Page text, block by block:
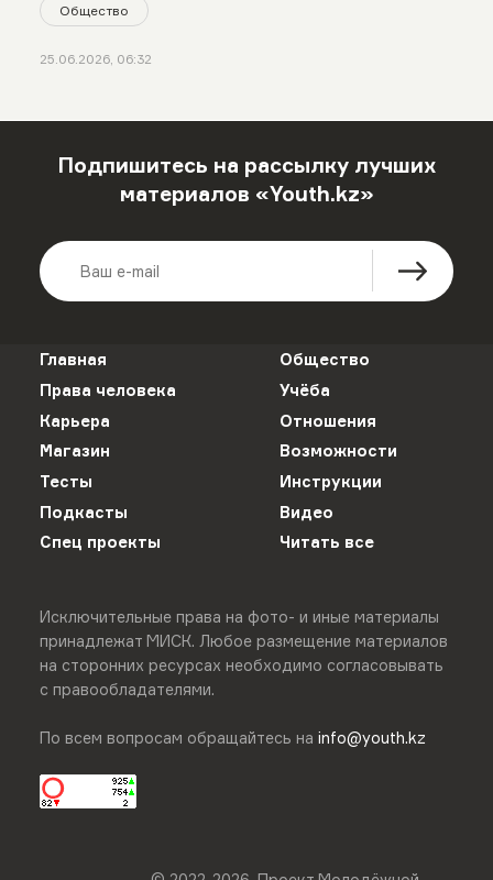
Общество
25.06.2026, 06:32
Подпишитесь на рассылку лучших
материалов «Youth.kz»
Главная
Общество
Права человека
Учёба
Карьера
Отношения
Магазин
Возможности
Тесты
Инструкции
Подкасты
Видео
Спец проекты
Читать все
Исключительные права на фото- и иные материалы
принадлежат МИСК. Любое размещение материалов
на сторонних ресурсах необходимо согласовывать
с правообладателями.
По всем вопросам обращайтесь на info@youth.kz